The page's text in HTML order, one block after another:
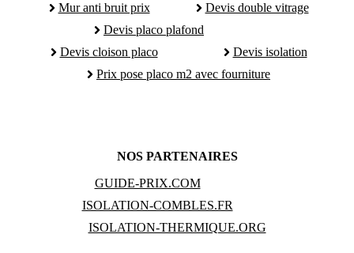
Mur anti bruit prix
Devis double vitrage
Devis placo plafond
Devis cloison placo
Devis isolation
Prix pose placo m2 avec fourniture
NOS PARTENAIRES
GUIDE-PRIX.COM
ISOLATION-COMBLES.FR
ISOLATION-THERMIQUE.ORG